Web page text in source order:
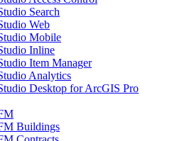
Search
Web
Mobile
Inline
Item Manager
Analytics
Desktop for ArcGIS Pro
Buildings